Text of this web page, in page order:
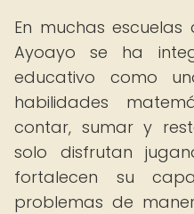
En muchas
Ayoayo se ha
educativo como
habilidades
contar, sumar y
solo disfrutan
fortalecen su
problemas de